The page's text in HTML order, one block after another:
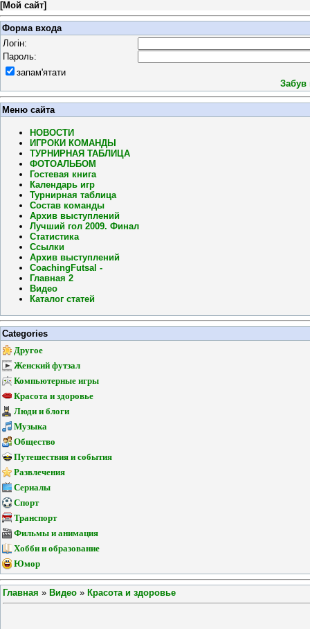
[Мой сайт]
Форма входа
Логін:
Пароль:
запам'ятати
Забув
Меню сайта
НОВОСТИ
ИГРОКИ КОМАНДЫ
ТУРНИРНАЯ ТАБЛИЦА
ФОТОАЛЬБОМ
Гостевая книга
Календарь игр
Турнирная таблица
Состав команды
Архив выступлений
Лучший гол 2009. Финал
Статистика
Ссылки
Архив выступлений
CoachingFutsal -
Главная 2
Видео
Каталог статей
Categories
Другое
Женский футзал
Компьютерные игры
Красота и здоровье
Люди и блоги
Музыка
Общество
Путешествия и события
Развлечения
Сериалы
Спорт
Транспорт
Фильмы и анимация
Хобби и образование
Юмор
Главная » Видео » Красота и здоровье